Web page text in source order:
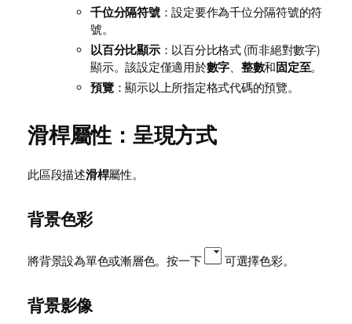
千位分隔符號：設定要作為千位分隔符號的符
號。
以百分比顯示：以百分比格式 (而非絕對數字)
顯示。該設定僅適用於數字、 整數和固定至。
預覽：顯示以上所指定格式代碼的預覽。
滑桿屬性：呈現方式
此區段描述滑桿屬性。
背景色彩
將背景設為單色或漸層色。按一下 可選擇色彩。
背景影像